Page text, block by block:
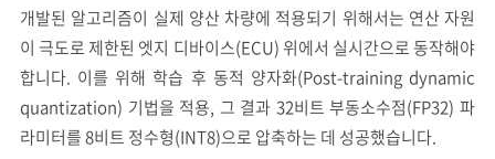
개발된 알고리즘이 실제 양산 차량에 적용되기 위해서는 연산 자원
이 극도로 제한된 엣지 디바이스(ECU) 위에서 실시간으로 동작해야
합니다. 이를 위해 학습 후 동적 양자화(Post-training dynamic
quantization) 기법을 적용, 그 결과 32비트 부동소수점(FP32) 파
라미터를 8비트 정수형(INT8)으로 압축하는 데 성공했습니다.